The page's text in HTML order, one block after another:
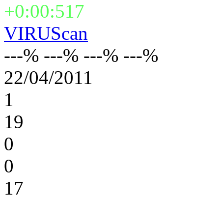
+0:00:517
VIRUScan
---% ---% ---% ---%
22/04/2011
1
19
0
0
17